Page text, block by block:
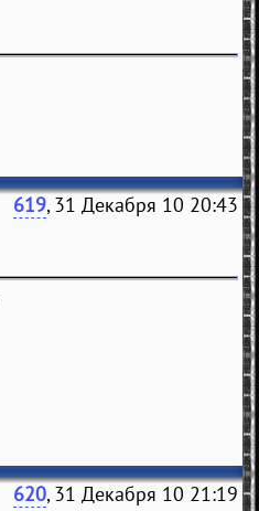
619, 31 Декабря 10 20:43
620, 31 Декабря 10 21:19